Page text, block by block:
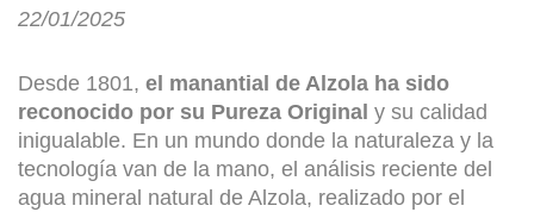
22/01/2025
Desde 1801, el manantial de Alzola ha sido
reconocido por su Pureza Original y su calidad
inigualable. En un mundo donde la naturaleza y la
tecnología van de la mano, el análisis reciente del
agua mineral natural de Alzola, realizado por el